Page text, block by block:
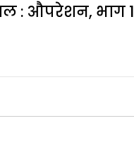
: औपरेशन, भाग 1